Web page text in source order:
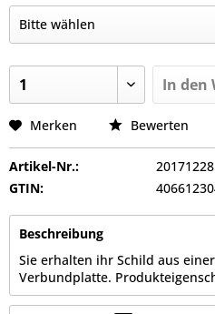
In den
Merken Bewerten
Artikel-Nr.:
GTIN:
Beschreibung
Sie erhalten ihr Schild aus
Verbundplatte.